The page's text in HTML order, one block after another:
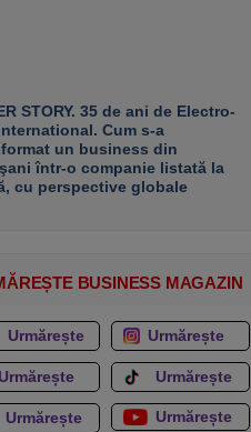
STORY. 35 de ani de Electro-
Cum s-a
un business din
într-o companie listată la
cu perspective globale
BUSINESS MAGAZIN
Urmărește Urmărește
Urmărește Urmărește
Urmărește Urmărește